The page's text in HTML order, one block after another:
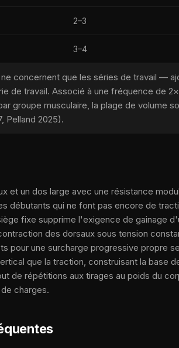
2–3
3–4
concernent que les séries de travail —
de travail. Associé à une fréquence de
groupe musculaire, la plage de volume
Pelland 2025).
et un dos large avec une résistance
débutants qui ne font pas encore de
fixe supprime l'exigence de gainage
des dorsaux sous tension
pour une surcharge progressive propre
que la traction, construisant la base
de répétitions aux tirages au poids du
charges.